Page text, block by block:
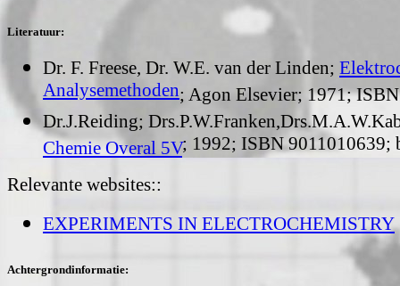
Literatuur:
Dr. F. Freese, Dr. W.E. van der Linden;
Analysemethoden; Agon Elsevier; 1971;
Dr.J.Reiding;
Chemie Overal 5V; 1992; ISBN 9011010639;
Relevante websites::
EXPERIMENTS IN ELECTROCHEMISTRY
Achtergrondinformatie: